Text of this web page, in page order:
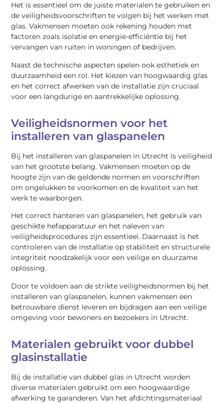
Het is essentieel om de juiste materialen te gebruiken en
de veiligheidsvoorschriften te volgen bij het werken met
glas. Vakmensen moeten ook rekening houden met
factoren zoals isolatie en energie-efficiëntie bij het
vervangen van ruiten in woningen of bedrijven.
Naast de technische aspecten spelen ook esthetiek en
duurzaamheid een rol. Het kiezen van hoogwaardig glas
en het correct afwerken van de installatie zijn cruciaal
voor een langdurige en aantrekkelijke oplossing.
Veiligheidsnormen voor het
installeren van glaspanelen
Bij het installeren van glaspanelen in Utrecht is veiligheid
van het grootste belang. Vakmensen moeten op de
hoogte zijn van de geldende normen en voorschriften
om ongelukken te voorkomen en de kwaliteit van het
werk te waarborgen.
Het correct hanteren van glaspanelen, het gebruik van
geschikte hefapparatuur en het naleven van
veiligheidsprocedures zijn essentieel. Daarnaast is het
controleren van de installatie op stabiliteit en structurele
integriteit noodzakelijk voor een veilige en duurzame
oplossing.
Door te voldoen aan de strikte veiligheidsnormen bij het
installeren van glaspanelen, kunnen vakmensen een
betrouwbare dienst leveren en bijdragen aan een veilige
omgeving voor bewoners en bezoekers in Utrecht.
Materialen gebruikt voor dubbel
glasinstallatie
Bij de installatie van dubbel glas in Utrecht worden
diverse materialen gebruikt om een hoogwaardige
afwerking te garanderen. Van het afdichtingsmateriaal